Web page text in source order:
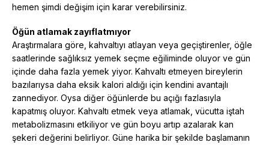
hemen şimdi değişim için karar verebilirsiniz.
Öğün atlamak zayıflatmıyor
Araştırmalara göre, kahvaltıyı atlayan veya geçiştirenler, öğle
saatlerinde sağlıksız yemek seçme eğiliminde oluyor ve gün
içinde daha fazla yemek yiyor. Kahvaltı etmeyen bireylerin
bazılarıysa daha eksik kalori aldığı için kendini avantajlı
zannediyor. Oysa diğer öğünlerde bu açığı fazlasıyla
kapatmış oluyor. Kahvaltı etmek veya atlamak, vücutta iştah
metabolizmasını etkiliyor ve gün boyu artıp azalarak kan
şekeri değerini belirliyor. Güne harika bir şekilde başlamanın